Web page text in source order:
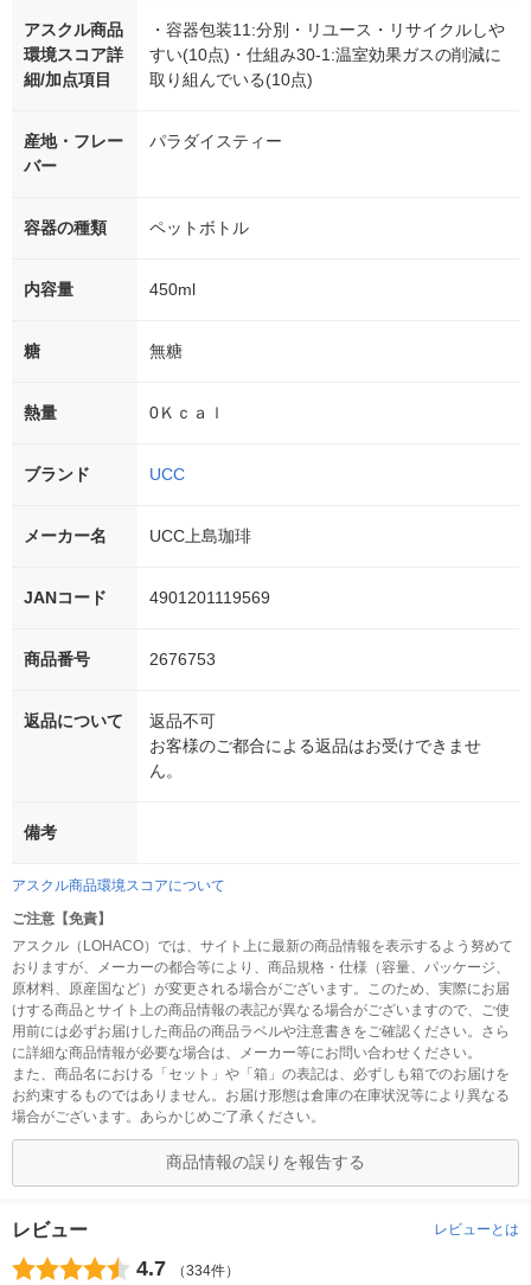
アスクル商品
環境スコア詳
細/加点項目
・容器包装11:分別・リユース・リサイクルしや
すい(10点)・仕組み30-1:温室効果ガスの削減に
取り組んでいる(10点)
産地・フレー
バー
パラダイスティー
容器の種類 ペットボトル
内容量 450ml
糖 無糖
熱量 0Ｋｃａｌ
ブランド UCC
メーカー名 UCC上島珈琲
JANコード 4901201119569
商品番号 2676753
返品について
返品不可
お客様のご都合による返品はお受けできませ
ん。
備考
アスクル商品環境スコアについて
ご注意【免責】
アスクル（LOHACO）では、サイト上に最新の商品情報を表示するよう努めて
おりますが、メーカーの都合等により、商品規格・仕様（容量、パッケージ、
原材料、原産国など）が変更される場合がございます。このため、実際にお届
けする商品とサイト上の商品情報の表記が異なる場合がございますので、ご使
用前には必ずお届けした商品の商品ラベルや注意書きをご確認ください。さら
に詳細な商品情報が必要な場合は、メーカー等にお問い合わせください。
また、商品名における「セット」や「箱」の表記は、必ずしも箱でのお届けを
お約束するものではありません。お届け形態は倉庫の在庫状況等により異なる
場合がございます。あらかじめご了承ください。
商品情報の誤りを報告する
レビュー レビューとは
4.7 （334件）